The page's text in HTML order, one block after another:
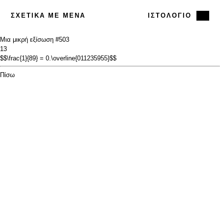
ΣΧΕΤΙΚΆ ΜΕ ΜΈΝΑ ΙΣΤΟΛΌΓΙΟ
Μια μικρή εξίσωση #503
13
$$\frac{1}{89} = 0.\overline{011235955}$$
Πίσω